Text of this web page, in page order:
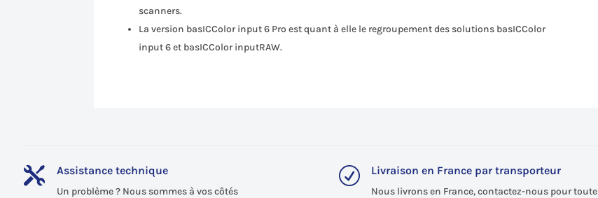
scanners.
La version basICColor input 6 Pro est quant à elle le regroupement des solutions basICColor
input 6 et basICColor inputRAW.
 Assistance technique
Un problème ? Nous sommes à vos côtés
R Livraison en France par transporteur
Nous livrons en France, contactez-nous pour toute